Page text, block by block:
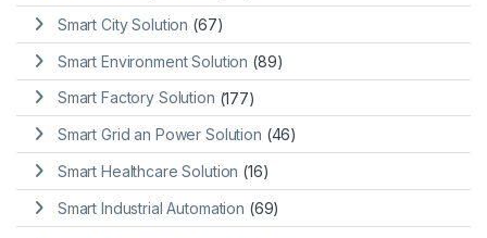
Smart City Solution (67)
Smart Environment Solution (89)
Smart Factory Solution (177)
Smart Grid an Power Solution (46)
Smart Healthcare Solution (16)
Smart Industrial Automation (69)